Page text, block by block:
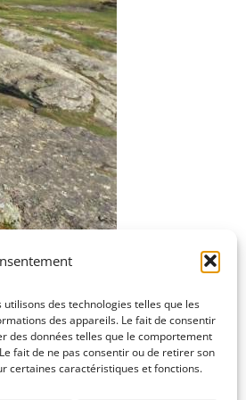
des technologies telles que les
des appareils. Le fait de consentir
des données telles que le comportement
fait de ne pas consentir ou de retirer son
certaines caractéristiques et fonctions.
way ».
BRIANCHON